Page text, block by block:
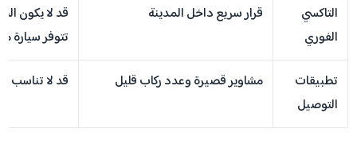
التاكسي
الفوري
قرار سريع داخل المدينة
قد لا يكون
تتوفر سيارة
تطبيقات
التوصيل
مشاوير قصيرة وعدد ركاب قليل قد لا تناسب